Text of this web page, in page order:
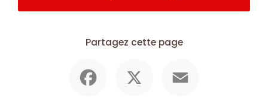
Partagez cette page